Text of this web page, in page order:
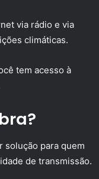
via rádio e via
climáticas.
tem acesso à
solução para quem
de transmissão.